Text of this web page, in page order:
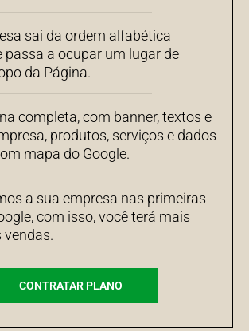
sai da ordem alfabética
passa a ocupar um lugar de
da Página.
completa, com banner, textos e
produtos, serviços e dados
mapa do Google.
a sua empresa nas primeiras
com isso, você terá mais
vendas.
CONTRATAR PLANO